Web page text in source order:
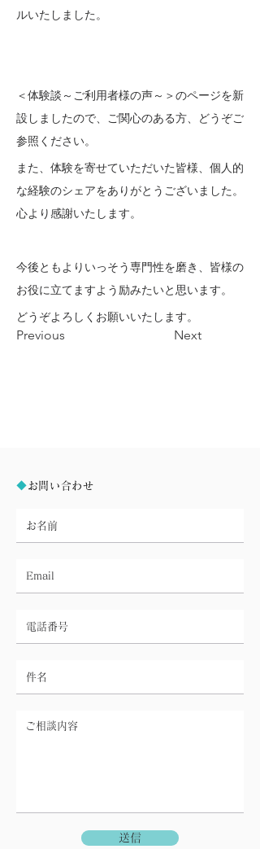
Previous Next
ルいたしました。
＜体験談～ご利用者様の声～＞のページを新
設しましたので、ご関心のある方、どうぞご
参照ください。
また、体験を寄せていただいた皆様、個人的
な経験のシェアをありがとうございました。
心より感謝いたします。
今後ともよりいっそう専門性を磨き、皆様の
お役に立てますよう励みたいと思います。
どうぞよろしくお願いいたします。
◆ お問い合わせ
送信